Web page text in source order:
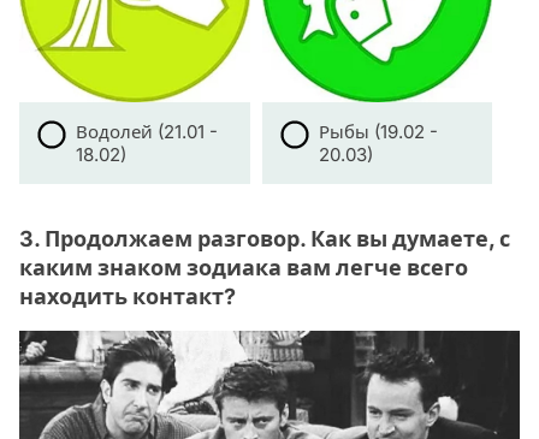
Водолей (21.01 -
18.02)
Рыбы (19.02 -
20.03)
3. Продолжаем разговор. Как вы думаете, с
каким знаком зодиака вам легче всего
находить контакт?